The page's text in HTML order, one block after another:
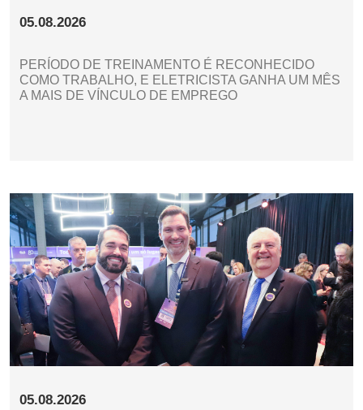
05.08.2026
PERÍODO DE TREINAMENTO É RECONHECIDO
COMO TRABALHO, E ELETRICISTA GANHA UM MÊS
A MAIS DE VÍNCULO DE EMPREGO
05.08.2026